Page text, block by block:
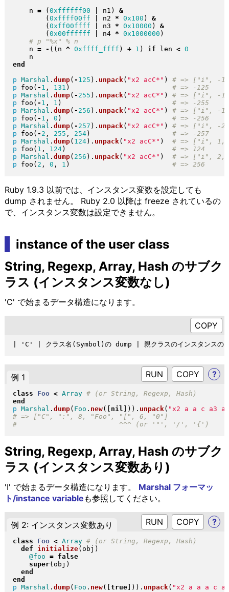
    n
= ( 0xffffff00 n1 )
&
( 0xffff00ff n2 * 0x100 )
&
( 0xff00ffff n3 * 0x10000 )
&
( 0x00ffffff n4 * 0x1000000 )
    n
= - ( ( n ^ 0xffff_ffff ) + 1 ) if len < 0
end
p Marshal . dump( - 125 ) . unpack( "x2 acC* " )
p foo ( - 1 , 131 )
p Marshal . dump( - 255 ) . unpack( "x2 acC* " )
p foo ( - 1 , 1 )
p Marshal . dump( - 256 ) . unpack( "x2 acC* " )
p foo ( - 1 , 0 )
p Marshal . dump( - 257 ) . unpack( "x2 acC* " )
p foo ( - 2 , 255 , 254)
# => -257
p Marshal . dump( 124) . unpack( "x2 acC* " )
p foo ( 1 , 124)
p Marshal . dump( 256 ) . unpack( "x2 acC* " )
p foo ( 2 , 0 , 1 )
Ruby 1.9.3 以前では、インスタンス変数を設定しても
dump されません。 Ruby 2.0 以降は freeze されているの
で、インスタンス変数は設定できません。
instance of the user class
String, Regexp, Array, Hash のサブク
ラス (インスタンス変数なし)
'C' で始まるデータ構造になります。
例 1 RUN ?
class Foo < Array
end
p Marshal . dump( Foo . new( nil ) ) . unpack( "x2 a a c a3
String, Regexp, Array, Hash のサブク
ラス (インスタンス変数あり)
'I' で始まるデータ構造になります。 Marshal フォーマッ
ト/instance variable も参照してください。
例 2: インスタンス変数あり RUN ?
class Foo < Array
def
initialize( obj )
@foo =
false
super( obj )
end
end
p Marshal . dump( Foo . new( true] ) ) . unpack( "x2 a a a c